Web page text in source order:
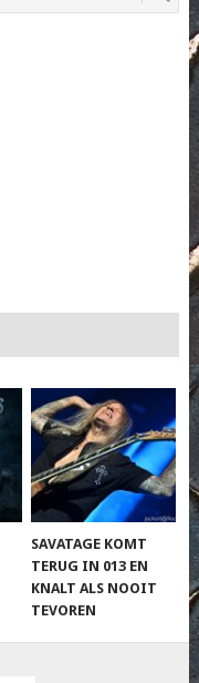
SAVATAGE KOMT
TERUG IN 013 EN
KNALT ALS NOOIT
TEVOREN